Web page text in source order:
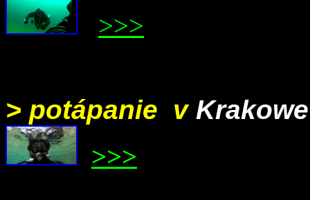
>>>
> potápanie v Krakowe
>>>